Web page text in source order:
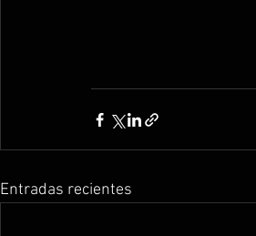
Entradas recientes